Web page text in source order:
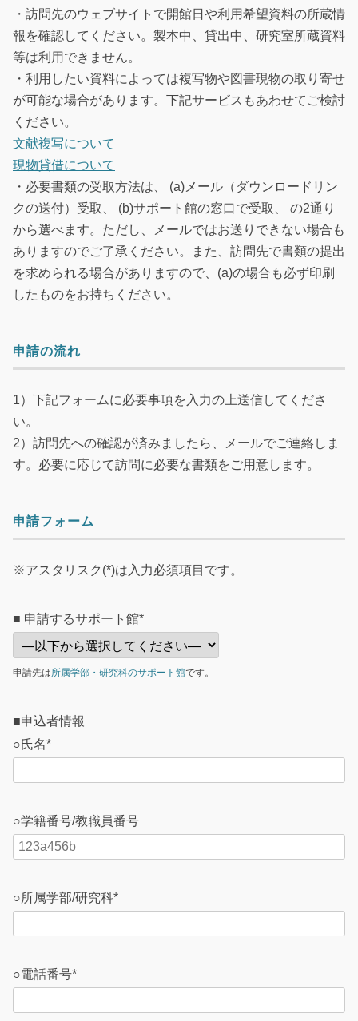
・訪問先のウェブサイトで開館日や利用希望資料の所蔵情
報を確認してください。製本中、貸出中、研究室所蔵資料
等は利用できません。
・利用したい資料によっては複写物や図書現物の取り寄せ
が可能な場合があります。下記サービスもあわせてご検討
ください。
文献複写について
現物貸借について
・必要書類の受取方法は、 (a)メール（ダウンロードリン
クの送付）受取、 (b)サポート館の窓口で受取、 の2通り
から選べます。ただし、メールではお送りできない場合も
ありますのでご了承ください。また、訪問先で書類の提出
を求められる場合がありますので、(a)の場合も必ず印刷
したものをお持ちください。
申請の流れ
1）下記フォームに必要事項を入力の上送信してくださ
い。
2）訪問先への確認が済みましたら、メールでご連絡しま
す。必要に応じて訪問に必要な書類をご用意します。
申請フォーム
※アスタリスク(*)は入力必須項目です。
■ 申請するサポート館*
申請先は所属学部・研究科のサポート館です。
■申込者情報
○氏名*
○学籍番号/教職員番号
○所属学部/研究科*
○電話番号*